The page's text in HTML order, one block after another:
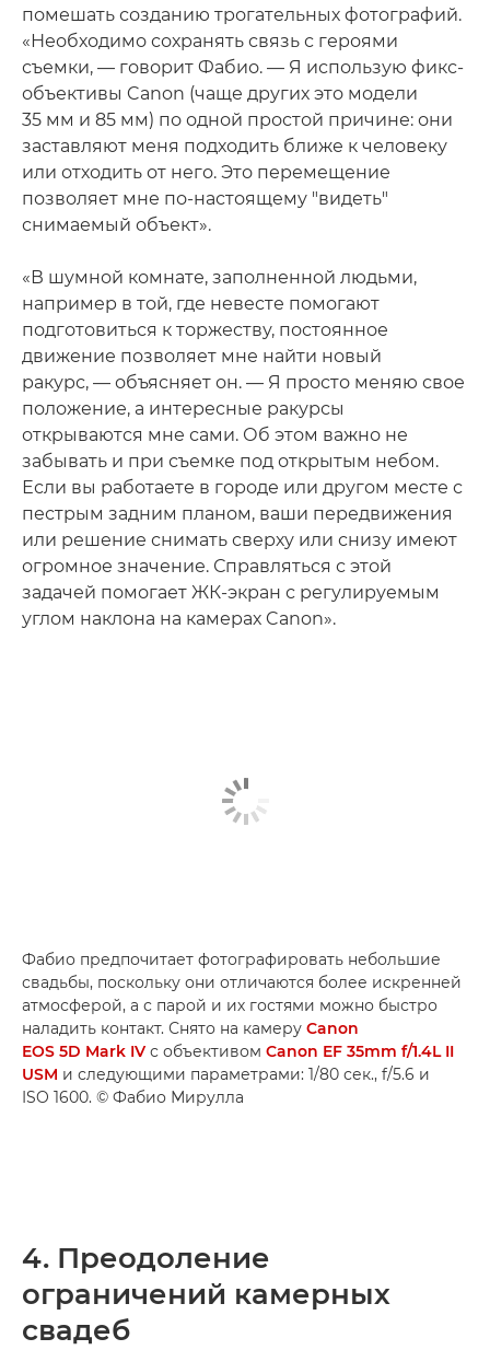
помешать созданию трогательных фотографий.
«Необходимо сохранять связь с героями
съемки, — говорит Фабио. — Я использую фикс-
объективы Canon (чаще других это модели
35 мм и 85 мм) по одной простой причине: они
заставляют меня подходить ближе к человеку
или отходить от него. Это перемещение
позволяет мне по-настоящему "видеть"
снимаемый объект».
«В шумной комнате, заполненной людьми,
например в той, где невесте помогают
подготовиться к торжеству, постоянное
движение позволяет мне найти новый
ракурс, — объясняет он. — Я просто меняю свое
положение, а интересные ракурсы
открываются мне сами. Об этом важно не
забывать и при съемке под открытым небом.
Если вы работаете в городе или другом месте с
пестрым задним планом, ваши передвижения
или решение снимать сверху или снизу имеют
огромное значение. Справляться с этой
задачей помогает ЖК-экран с регулируемым
углом наклона на камерах Canon».
Фабио предпочитает фотографировать небольшие
свадьбы, поскольку они отличаются более искренней
атмосферой, а с парой и их гостями можно быстро
наладить контакт. Снято на камеру Canon
EOS 5D Mark IV с объективом Canon EF 35mm f/1.4L II
USM и следующими параметрами: 1/80 сек., f/5.6 и
ISO 1600. © Фабио Мирулла
4. Преодоление
ограничений камерных
свадеб